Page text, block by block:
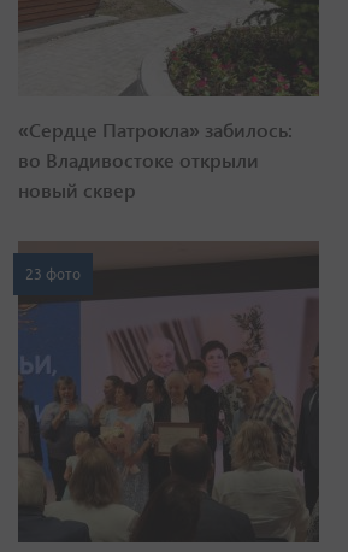
«Сердце Патрокла» забилось:
во Владивостоке открыли
новый сквер
23 фото